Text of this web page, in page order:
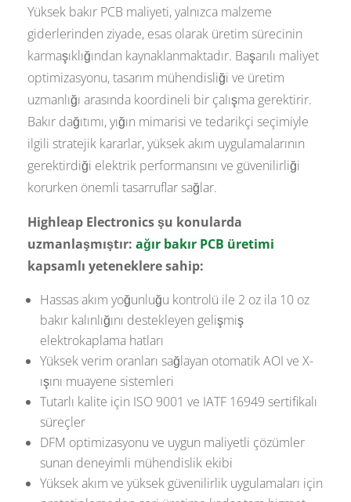
Yüksek bakır PCB maliyeti, yalnızca malzeme
giderlerinden ziyade, esas olarak üretim sürecinin
karmaşıklığından kaynaklanmaktadır. Başarılı maliyet
optimizasyonu, tasarım mühendisliği ve üretim
uzmanlığı arasında koordineli bir çalışma gerektirir.
Bakır dağıtımı, yığın mimarisi ve tedarikçi seçimiyle
ilgili stratejik kararlar, yüksek akım uygulamalarının
gerektirdiği elektrik performansını ve güvenilirliği
korurken önemli tasarruflar sağlar.
Highleap Electronics şu konularda
uzmanlaşmıştır:ağır bakır PCB üretimi
kapsamlı yeteneklere sahip:
Hassas akım yoğunluğu kontrolü ile 2 oz ila 10 oz
bakır kalınlığını destekleyen gelişmiş
elektrokaplama hatları
Yüksek verim oranları sağlayan otomatik AOI ve X-
ışını muayene sistemleri
Tutarlı kalite için ISO 9001 ve IATF 16949 sertifikalı
süreçler
DFM optimizasyonu ve uygun maliyetli çözümler
sunan deneyimli mühendislik ekibi
Yüksek akım ve yüksek güvenilirlik uygulamaları için